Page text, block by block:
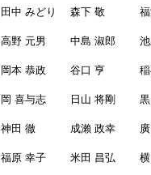
田中 みどり 森下 敬
高野 元男 中島 淑郎
岡本 恭政 谷口 亨
岡 喜与志 日山 将剛
神田 徹 成瀨 政幸
福原 幸子 米田 昌弘